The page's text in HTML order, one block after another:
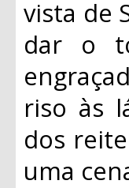
vista de
dar o
riso às
dos
uma